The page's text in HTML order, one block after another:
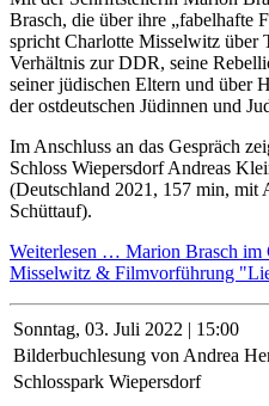
Brasch, die über ihre „fabelhafte
spricht Charlotte Misselwitz über
Verhältnis zur DDR, seine
seiner jüdischen Eltern und über
der ostdeutschen Jüdinnen und
Im Anschluss an das Gespräch
Schloss Wiepersdorf Andreas
(Deutschland 2021, 157 min, mit
Schüttauf).
Weiterlesen … Marion Brasch im
Misselwitz & Filmvorführung
Sonntag, 03. Juli 2022 | 15:00
Bilderbuchlesung von Andrea
Schlosspark Wiepersdorf